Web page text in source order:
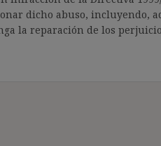
dicho abuso, incluyendo,
la reparación de los